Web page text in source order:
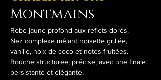
Montmains
Robe jaune profond aux reflets dorés.
Nez complexe mêlant noisette grillée,
vanille, noix de coco et notes fruitées.
Bouche structurée, précise, avec une finale
persistante et élégante.